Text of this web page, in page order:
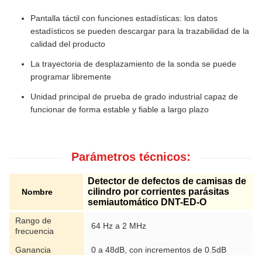
Pantalla táctil con funciones estadísticas: los datos
estadísticos se pueden descargar para la trazabilidad de la
calidad del producto
La trayectoria de desplazamiento de la sonda se puede
programar libremente
Unidad principal de prueba de grado industrial capaz de
funcionar de forma estable y fiable a largo plazo
Parámetros técnicos:
Nombre
Detector de defectos de camisas de
cilindro por corrientes parásitas
semiautomático DNT-ED-O
Rango de
frecuencia
64 Hz a 2 MHz
Ganancia
0 a 48dB, con incrementos de 0.5dB